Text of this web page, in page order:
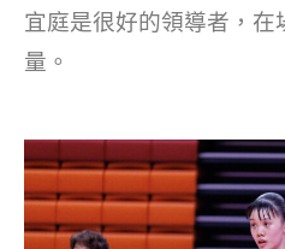
宜庭是很好的領導者，在
量。